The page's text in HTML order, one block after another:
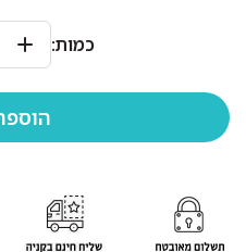
כמות: